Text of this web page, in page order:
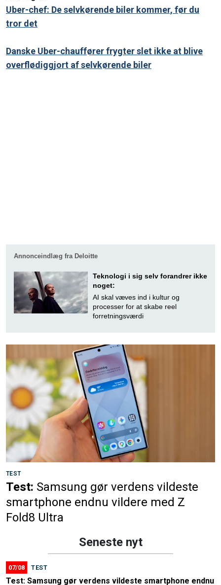
Uber-chef: De selvkørende biler kommer, før du
tror det
Danske Uber-chauffører frygter slet ikke at blive
overflødiggjort af selvkørende biler
Annonceindlæg fra Deloitte
Teknologi i sig selv forandrer ikke
noget:
AI skal væves ind i kultur og
processer for at skabe reel
forretningsværdi
TEST
Test: Samsung gør verdens vildeste
smartphone endnu vildere med Z
Fold8 Ultra
Seneste nyt
07/08 TEST
Test: Samsung gør verdens vildeste smartphone endnu